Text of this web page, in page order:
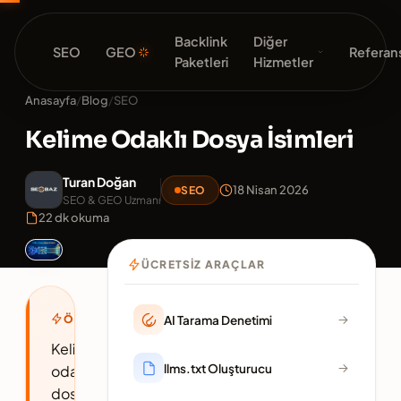
SEO GEO
Backlink
Paketleri
Diğer
Hizmetler
Anasayfa/Blog/SEO
Kelime Odaklı Dosya İsimleri
Turan Doğan
SEO & GEO Uzmanı
SEO
18 Nisan 2026
22 dk okuma
ÖZET
Kelime
odaklı
dosya
ÜCRETSIZ ARAÇLAR
AI Tarama Denetimi
llms.txt Oluşturucu